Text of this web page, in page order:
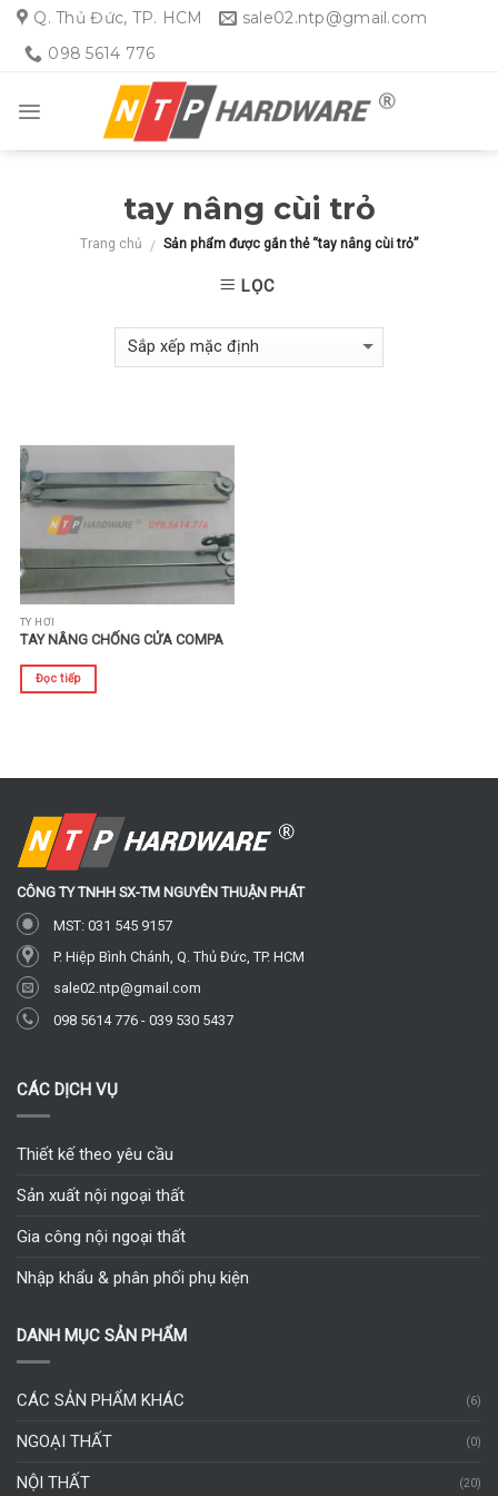
Skip
content
Q. Thủ Đức, TP. HCM
sale02.ntp@gmail.com
098 5614 776
tay nâng cùi trỏ
Trang chủ / Sản phẩm được gắn thẻ “tay nâng cùi trỏ”
LỌC
TY HƠI
TAY NÂNG CHỐNG CỬA COMPA
Đọc tiếp
CÔNG TY TNHH SX-TM NGUYÊN THUẬN PHÁT
MST: 031 545 9157
P. Hiệp Bình Chánh, Q. Thủ Đức, TP. HCM
sale02.ntp@gmail.com
098 5614 776- 039 530 5437
CÁC DỊCH VỤ
Thiết kế theo yêu cầu
Sản xuất nội ngoại thất
Gia công nội ngoại thất
Nhập khẩu & phân phối phụ kiện
DANH MỤC SẢN PHẨM
CÁC SẢN PHẨM KHÁC (6)
NGOẠI THẤT (0)
NỘI THẤT (20)